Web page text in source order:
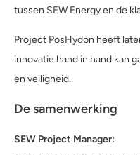
tussen SEW Energy en de
Project PosHydon heeft
innovatie hand in hand kan
en veiligheid.
De samenwerking
SEW Project Manager: